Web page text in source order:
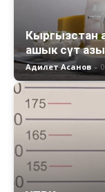
Кыргызстан
ашык сүт
Адилет Асанов -